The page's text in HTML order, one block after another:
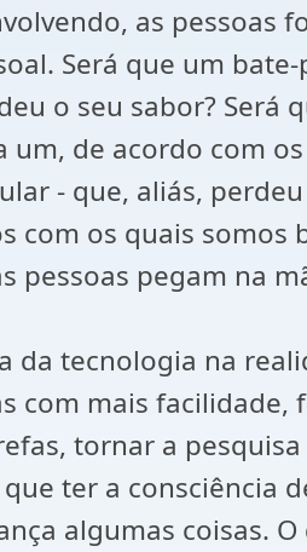
as pessoas
Será que um
o seu sabor?
um, de acordo com
- que, aliás,
com os quais
pessoas pegam na
da tecnologia na
com mais
tornar a
ter a consciência
algumas coisas.